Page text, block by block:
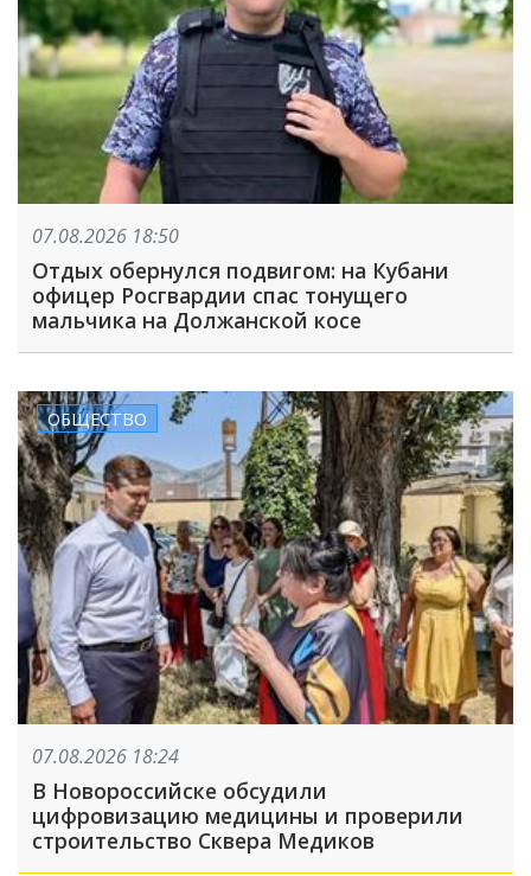
07.08.2026 18:50
Отдых обернулся подвигом: на Кубани
офицер Росгвардии спас тонущего
мальчика на Должанской косе
ОБЩЕСТВО
07.08.2026 18:24
В Новороссийске обсудили
цифровизацию медицины и проверили
строительство Сквера Медиков